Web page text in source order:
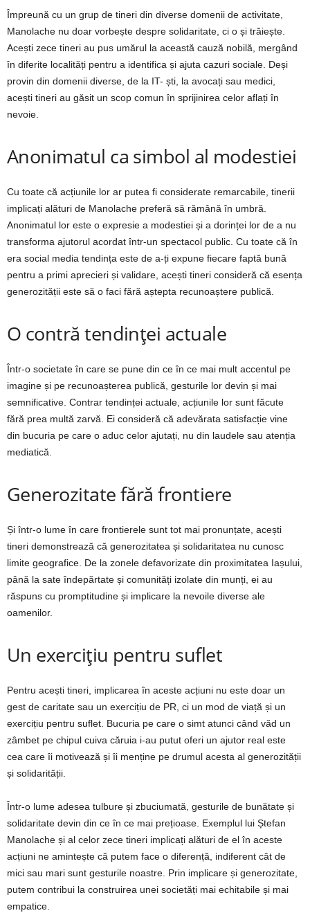
Împreună cu un grup de tineri din diverse domenii de activitate,
Manolache nu doar vorbește despre solidaritate, ci o și trăiește.
Acești zece tineri au pus umărul la această cauză nobilă, mergând
în diferite localități pentru a identifica și ajuta cazuri sociale. Deși
provin din domenii diverse, de la IT- ști, la avocați sau medici,
acești tineri au găsit un scop comun în sprijinirea celor aflați în
nevoie.
Anonimatul ca simbol al modestiei
Cu toate că acțiunile lor ar putea fi considerate remarcabile, tinerii
implicați alături de Manolache preferă să rămână în umbră.
Anonimatul lor este o expresie a modestiei și a dorinței lor de a nu
transforma ajutorul acordat într-un spectacol public. Cu toate că în
era social media tendința este de a-ți expune fiecare faptă bună
pentru a primi aprecieri și validare, acești tineri consideră că esența
generozității este să o faci fără aștepta recunoaștere publică.
O contră tendinței actuale
Într-o societate în care se pune din ce în ce mai mult accentul pe
imagine și pe recunoașterea publică, gesturile lor devin și mai
semnificative. Contrar tendinței actuale, acțiunile lor sunt făcute
fără prea multă zarvă. Ei consideră că adevărata satisfacție vine
din bucuria pe care o aduc celor ajutați, nu din laudele sau atenția
mediatică.
Generozitate fără frontiere
Și într-o lume în care frontierele sunt tot mai pronunțate, acești
tineri demonstrează că generozitatea și solidaritatea nu cunosc
limite geografice. De la zonele defavorizate din proximitatea Iașului,
până la sate îndepărtate și comunități izolate din munți, ei au
răspuns cu promptitudine și implicare la nevoile diverse ale
oamenilor.
Un exercițiu pentru suflet
Pentru acești tineri, implicarea în aceste acțiuni nu este doar un
gest de caritate sau un exercițiu de PR, ci un mod de viață și un
exercițiu pentru suflet. Bucuria pe care o simt atunci când văd un
zâmbet pe chipul cuiva căruia i-au putut oferi un ajutor real este
cea care îi motivează și îi menține pe drumul acesta al generozității
și solidarității.
Într-o lume adesea tulbure și zbuciumată, gesturile de bunătate și
solidaritate devin din ce în ce mai prețioase. Exemplul lui Ștefan
Manolache și al celor zece tineri implicați alături de el în aceste
acțiuni ne amintește că putem face o diferență, indiferent cât de
mici sau mari sunt gesturile noastre. Prin implicare și generozitate,
putem contribui la construirea unei societăți mai echitabile și mai
empatice.